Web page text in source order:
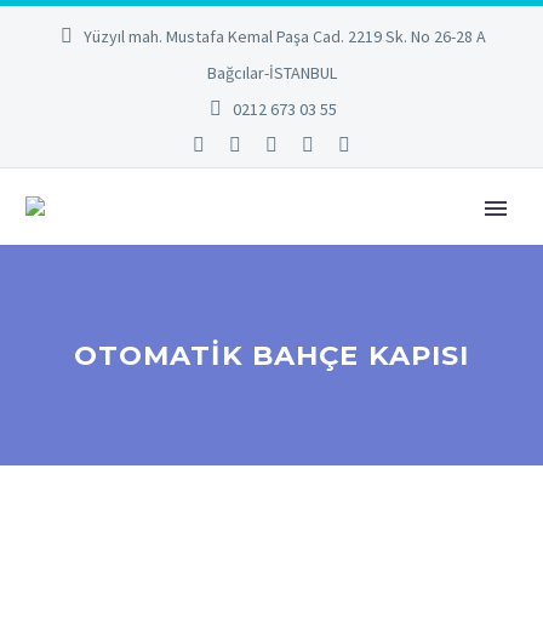
Yüzyıl mah. Mustafa Kemal Paşa Cad. 2219 Sk. No 26-28 A
Bağcılar-İSTANBUL
0212 673 03 55
OTOMATIK BAHÇE KAPISI